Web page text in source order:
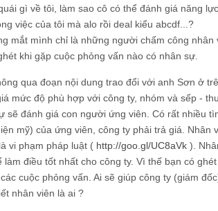
gì về tôi, làm sao cô có thể đánh giá năng
việc của tôi mà alo rồi deal kiểu abcdf...?
mắt mình chỉ là những người chấm công nhân
khi gặp cuộc phỏng vấn nào có nhân sự.
qua đoạn nội dung trao đổi với anh Sơn ở
mức độ phù hợp với công ty, nhóm và sếp -
sẽ đánh giá con người ứng viên. Có rất nhiều
mỹ) của ứng viên, công ty phải trả giá. Nhân
vi phạm pháp luật ( http://goo.gl/UC8aVk ).
làm điều tốt nhất cho công ty. Vì thế bạn có
cuộc phỏng vấn. Ai sẽ giúp công ty (giám
nhân viên là ai ?